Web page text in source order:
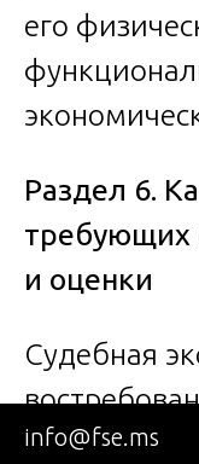
его
Раздел 6.
требующих
и оценки
Судебная
судебных
info@fse.ms